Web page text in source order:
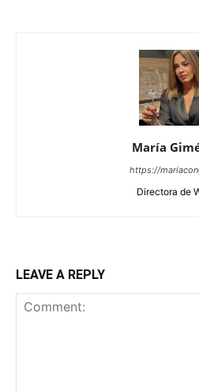
María
https://
Directora de
LEAVE A REPLY